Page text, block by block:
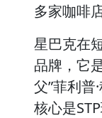
多家咖啡店
星巴克在
品牌，它
父”菲利普
核心是